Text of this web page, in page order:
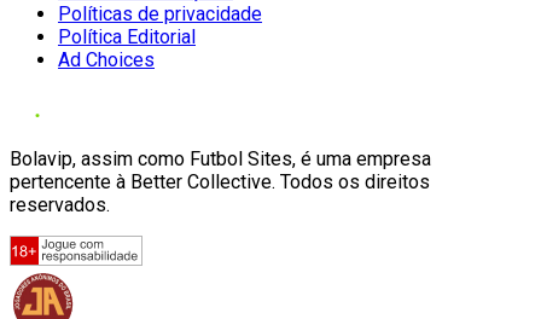
Políticas de privacidade
Política Editorial
Ad Choices
Bolavip, assim como Futbol Sites, é uma empresa
pertencente à Better Collective. Todos os direitos
reservados.